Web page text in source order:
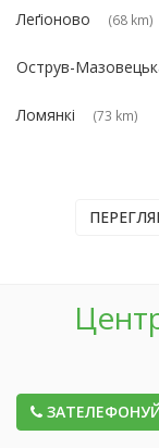
Леґіоново (68 km)
Острув-
Ломянкі (73 km)